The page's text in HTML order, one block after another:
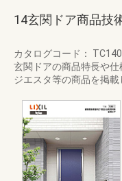
14玄関ドア商品技
カタログコード：
玄関ドアの商品特長や仕
ジエスタ等の商品を掲載